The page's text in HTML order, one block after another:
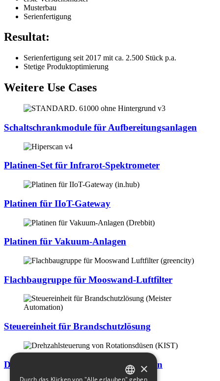
Musterbau
Serienfertigung
Resultat:
Serienfertigung seit 2017 mit ca. 2.500 Stück p.a.
Stetige Produktoptimierung
Weitere Use Cases
Schaltschrankmodule für Aufbereitungsanlagen
Platinen-Set für Infrarot-Spektrometer
Platinen für IIoT-Gateway
Platinen für Vakuum-Anlagen
Flachbaugruppe für Mooswand-Luftfilter
Steuereinheit für Brandschutzlösung
Drehzahlsteuerung von Rotationsdüsen
×
Durch das Klicken von "Alle erlauben" geben